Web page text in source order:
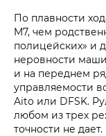
По плавности
M7, чем
полицейских» и
неровности
и на переднем
управляемости
Aito или DFSK.
любом из трех
точности не дает.